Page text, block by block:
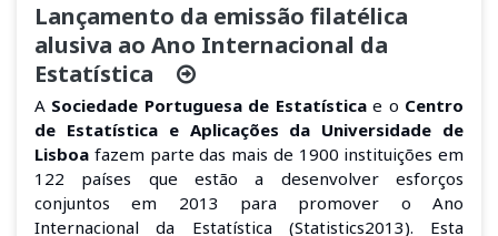
Lançamento da emissão filatélica
alusiva ao Ano Internacional da
Estatística
A Sociedade Portuguesa de Estatísticae o Centro
de Estatística e Aplicações da Universidade de
Lisboa fazem parte das mais de 1900 instituições em
122 países que estão a desenvolver esforços
conjuntos em 2013 para promover o Ano
Internacional da Estatística (Statistics2013). Esta